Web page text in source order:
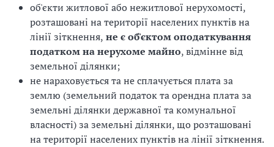
об'єкти житлової або нежитлової нерухомості,
розташовані на території населених пунктів на
лінії зіткнення, не є об'єктом оподаткування
податком на нерухоме майно, відмінне від
земельної ділянки;
не нараховується та не сплачується плата за
землю (земельний податок та орендна плата за
земельні ділянки державної та комунальної
власності) за земельні ділянки, що розташовані
на території населених пунктів на лінії зіткнення.